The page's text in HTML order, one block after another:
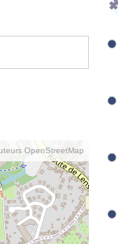
OpenStreetMap